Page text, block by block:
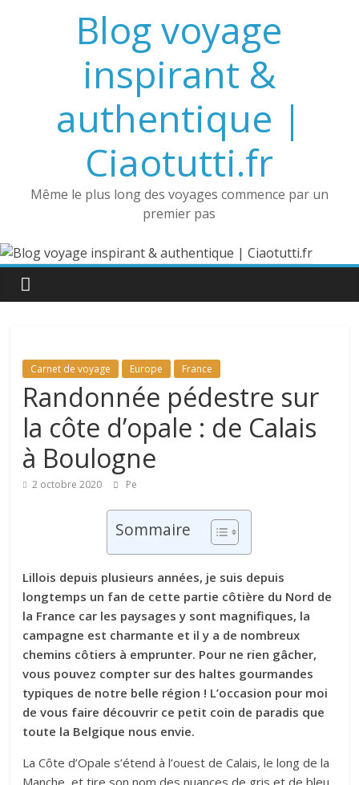
Blog voyage
inspirant &
authentique |
Ciaotutti.fr
Même le plus long des voyages commence par un
premier pas
Carnet de voyage Europe France
Randonnée pédestre sur
la côte d’opale : de Calais
à Boulogne
2 octobre 2020 Pe
Sommaire
Lillois depuis plusieurs années, je suis depuis
longtemps un fan de cette partie côtière du Nord de
la France car les paysages y sont magnifiques, la
campagne est charmante et il y a de nombreux
chemins côtiers à emprunter. Pour ne rien gâcher,
vous pouvez compter sur des haltes gourmandes
typiques de notre belle région ! L’occasion pour moi
de vous faire découvrir ce petit coin de paradis que
toute la Belgique nous envie.
La Côte d’Opale s’étend à l’ouest de Calais, le long de la
Manche, et tire son nom des nuances de gris et de bleu